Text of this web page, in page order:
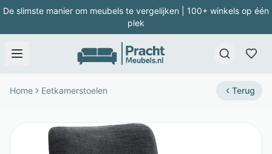
De slimste manier om meubels te vergelijken | 100+ winkels op één
plek
Home Eetkamerstoelen Terug